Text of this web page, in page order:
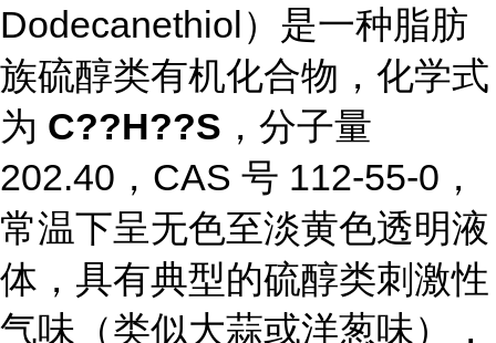
Dodecanethiol）是一种脂肪
族硫醇类有机化合物，化学式
为 C??H??S ，分子量
202.40，CAS 号 112-55-0，
常温下呈无色至淡黄色透明液
体，具有典型的硫醇类刺激性
气味（类似大蒜或洋葱味），